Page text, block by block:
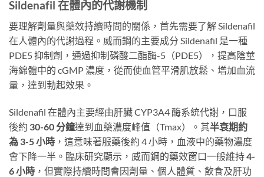
Sildenafil 在體內的代謝機制
要理解劑量與藥效持續時間的關係，首先需要了解 Sildenafil
在人體內的代謝過程。威而鋼的主要成分 Sildenafil 是一種
PDE5 抑制劑，通過抑制磷酸二酯酶-5（PDE5），提高陰莖
海綿體中的 cGMP 濃度，從而使血管平滑肌放鬆、增加血流
量，達到勃起效果。
Sildenafil 在體內主要經由肝臟 CYP3A4 酶系統代謝，口服
後約 30-60 分鐘達到血藥濃度峰值（Tmax）。其半衰期約
為 3-5 小時 ，這意味著服藥後約 4 小時，血液中的藥物濃度
會下降一半。臨床研究顯示，威而鋼的藥效窗口一般維持4-
6 小時 ，但實際持續時間會因劑量、個人體質、飲食及肝功